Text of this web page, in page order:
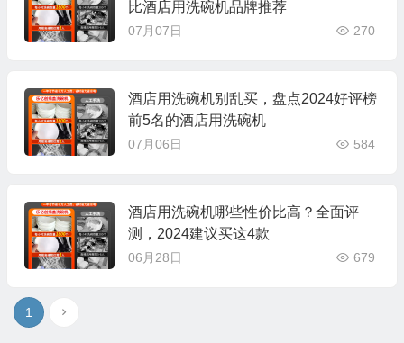
比酒店用洗碗机品牌推荐
07月07日 270
酒店用洗碗机别乱买，盘点2024好评榜
前5名的酒店用洗碗机
07月06日 584
酒店用洗碗机哪些性价比高？全面评
测，2024建议买这4款
06月28日 679
1